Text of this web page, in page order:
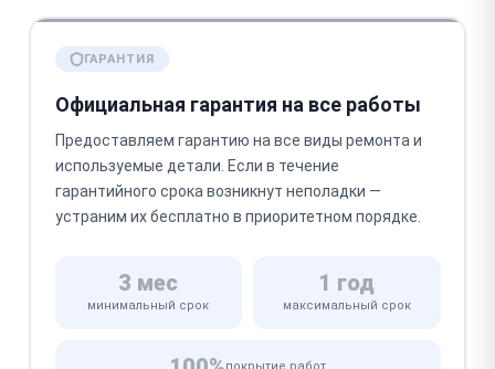
ГАРАНТИЯ
Официальная гарантия на все работы
Предоставляем гарантию на все виды ремонта и
используемые детали. Если в течение
гарантийного срока возникнут неполадки —
устраним их бесплатно в приоритетном порядке.
3 мес
минимальный срок
1 год
максимальный срок